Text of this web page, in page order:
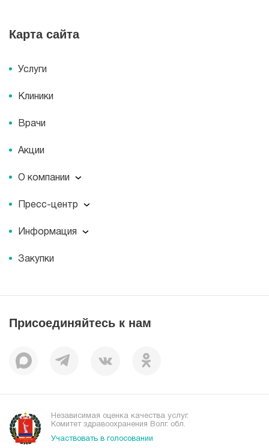
Карта сайта
Услуги
Клиники
Врачи
Акции
О компании
О компании
Миссия
История
Документы
Пациентам
Пресс-центр
Пресс-центр
Новости
Журнал для пациентов «МЕДСИ СЕГОДНЯ»
Информация
Информация
Справочник направлений
Закупки
Присоединяйтесь к нам
Независимая оценка качества услуг.
Комитет здравоохранения Волг. обл.
Участвовать в голосовании